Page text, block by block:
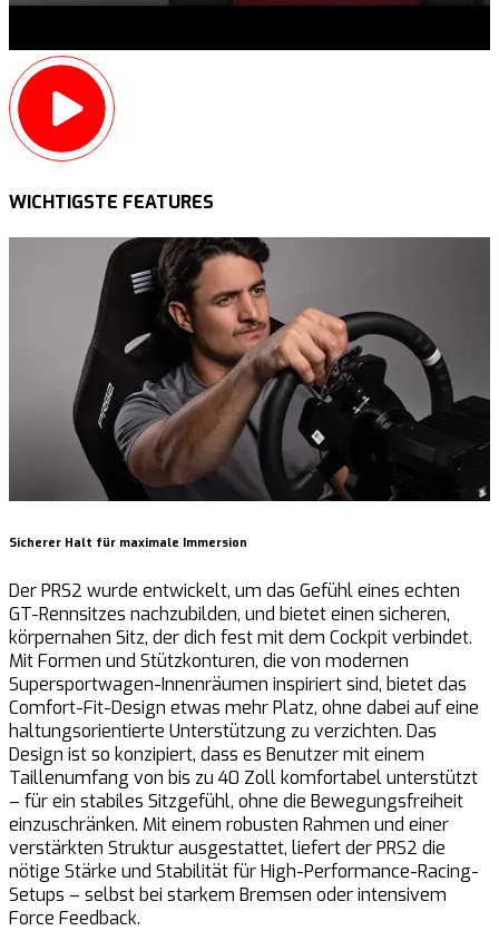
WICHTIGSTE FEATURES
Sicherer Halt für maximale Immersion
Der PRS2 wurde entwickelt, um das Gefühl eines echten
GT-Rennsitzes nachzubilden, und bietet einen sicheren,
körpernahen Sitz, der dich fest mit dem Cockpit verbindet.
Mit Formen und Stützkonturen, die von modernen
Supersportwagen-Innenräumen inspiriert sind, bietet das
Comfort-Fit-Design etwas mehr Platz, ohne dabei auf eine
haltungsorientierte Unterstützung zu verzichten. Das
Design ist so konzipiert, dass es Benutzer mit einem
Taillenumfang von bis zu 40 Zoll komfortabel unterstützt
– für ein stabiles Sitzgefühl, ohne die Bewegungsfreiheit
einzuschränken. Mit einem robusten Rahmen und einer
verstärkten Struktur ausgestattet, liefert der PRS2 die
nötige Stärke und Stabilität für High-Performance-Racing-
Setups – selbst bei starkem Bremsen oder intensivem
Force Feedback.